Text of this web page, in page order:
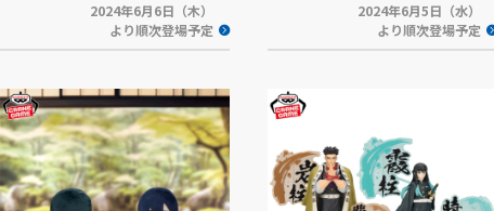
2024年6月6日（木）
より順次登場予定
2024年6月5日（水）
より順次登場予定